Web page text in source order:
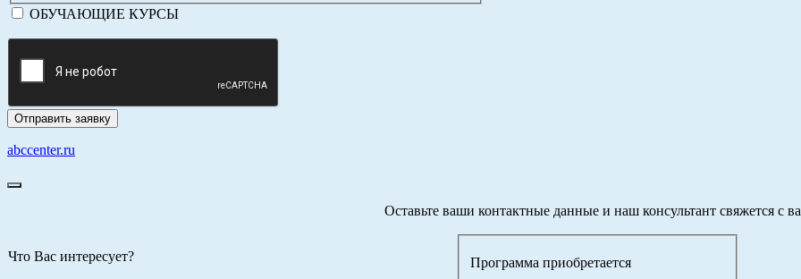
ОБУЧАЮЩИЕ КУРСЫ
abccenter.ru
Оставьте ваши контактные данные и наш консультант свяжется с
Что Вас интересует? Программа приобретается